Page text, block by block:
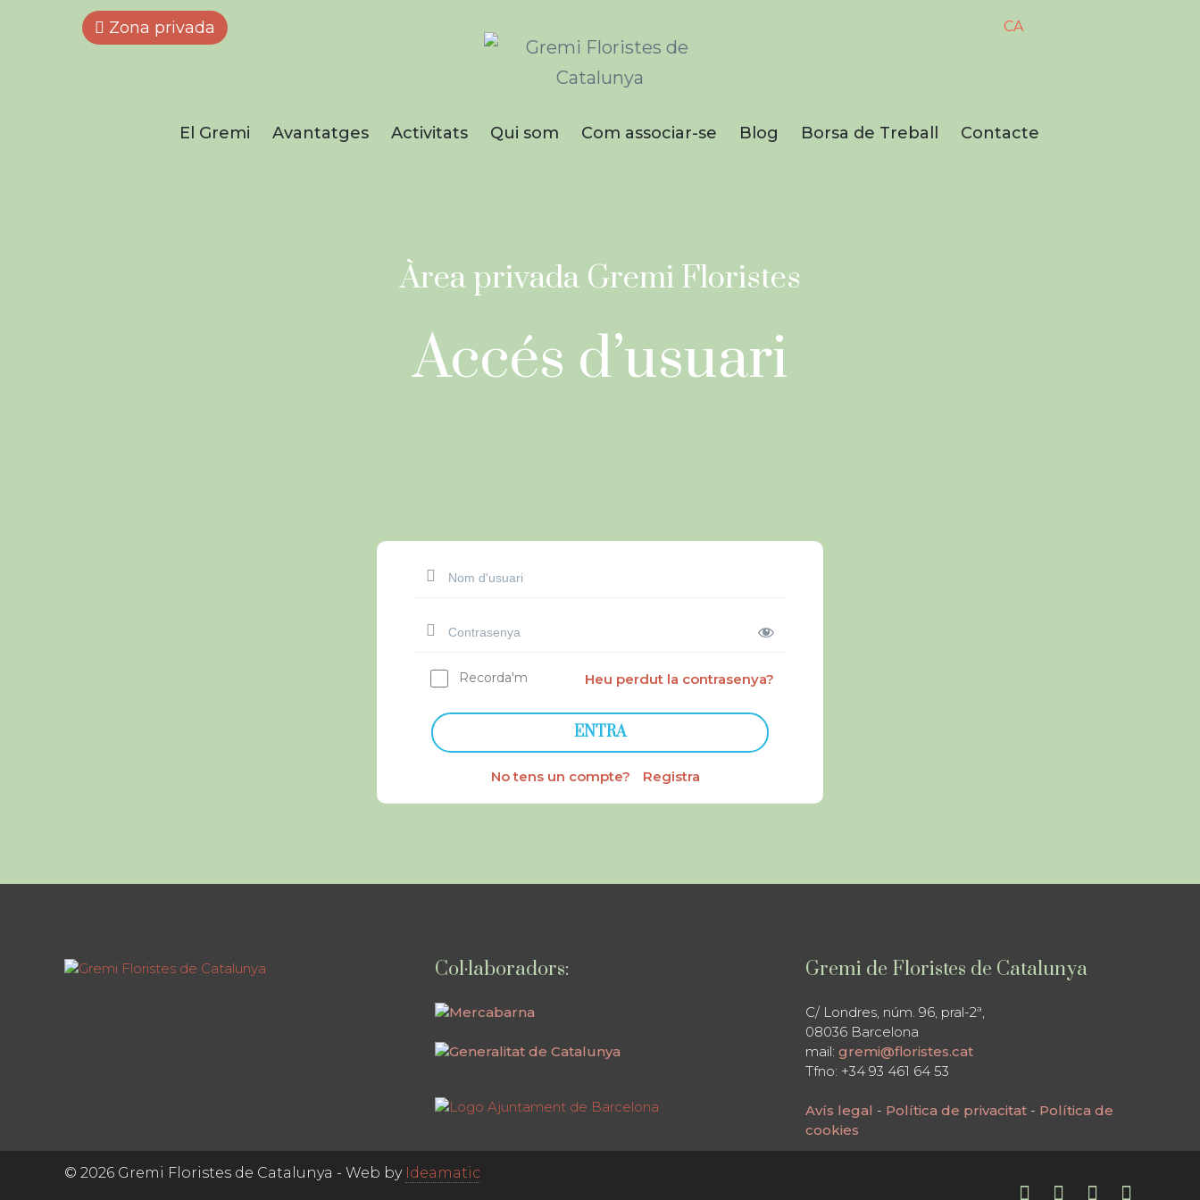
de Catalunya
El Gremi Avantatges Activitats Qui som Com associar-se Blog Borsa de Treball Contacte
CA
Zona privada
Àrea privada Gremi Floristes
Accés d’usuari
Recorda'm Heu perdut la contrasenya?
No tens un compte? Registra
Col·laboradors: Gremi de Floristes de Catalunya
C/ Londres, núm. 96, pral-2ª,
08036 Barcelona
mail:gremi@floristes.cat
Tfno: +34 93 461 64 53
Avís legal - Política de privacitat - Política de
cookies
© 2026 Gremi Floristes de Catalunya - Web by Ideamatic